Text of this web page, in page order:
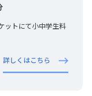
トにて小中学生料
詳しくはこちら